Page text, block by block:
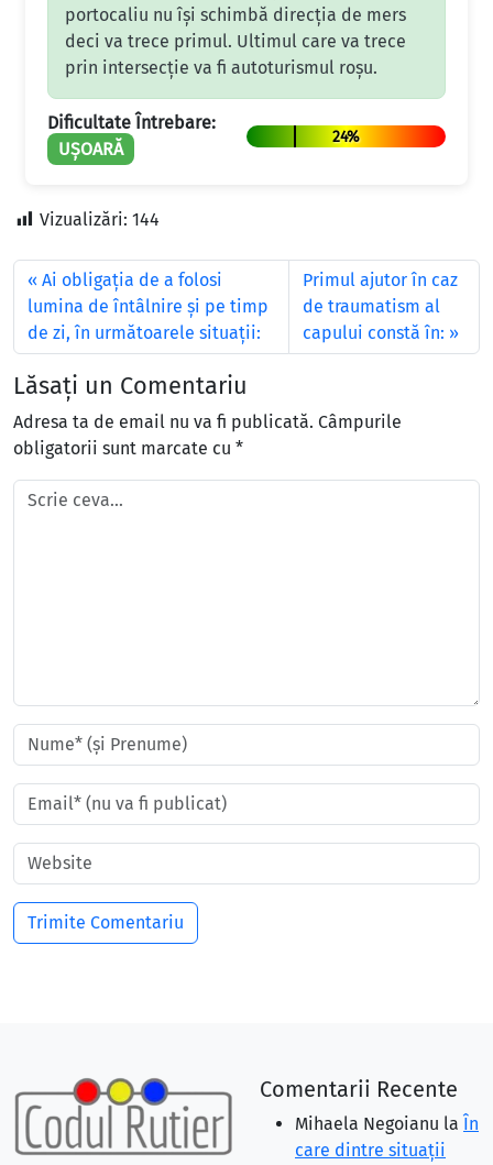
portocaliu nu își schimbă direcția de mers
deci va trece primul. Ultimul care va trece
prin intersecție va fi autoturismul roșu.
Dificultate Întrebare:
UȘOARĂ
24%
Vizualizări: 144
Ai obligaţia de a folosi
lumina de întâlnire şi pe timp
de zi, în următoarele situaţii:
Primul ajutor în caz
de traumatism al
capului constă în:
Lăsați un Comentariu
Adresa ta de email nu va fi publicată. Câmpurile
obligatorii sunt marcate cu *
Comentarii Recente
Mihaela Negoianu la În
care dintre situaţii